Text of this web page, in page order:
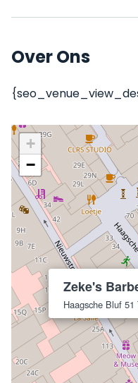
Over Ons
Zeke's
Haagsche Bluf 51
+
−